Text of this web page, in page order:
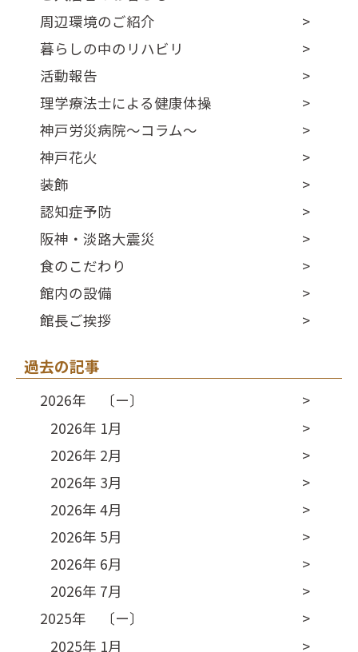
周辺環境のご紹介
暮らしの中のリハビリ
活動報告
理学療法士による健康体操
神戸労災病院～コラム～
神戸花火
装飾
認知症予防
阪神・淡路大震災
食のこだわり
館内の設備
館長ご挨拶
過去の記事
2026年 〔ー〕
2026年 1月
2026年 2月
2026年 3月
2026年 4月
2026年 5月
2026年 6月
2026年 7月
2025年 〔ー〕
2025年 1月